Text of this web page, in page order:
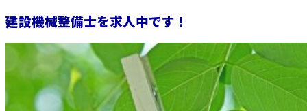
建設機械整備士を求人中です！